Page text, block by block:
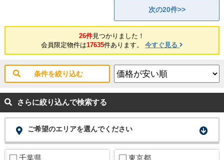
次の20件>>
26件見つかりました！
会員限定物件は17635件あります。 今すぐ見る
条件を絞り込む
さらに絞り込んで検索する
ご希望のエリアを選んでください
千葉県 東京都